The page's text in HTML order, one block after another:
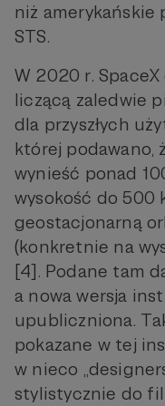
niż amerykańskie
STS.
W 2020 r.
liczącą zaledwie
dla przyszłych
której podawano,
wynieść ponad
wysokość do 500
geostacjonarną
(konkretnie na
[4]. Podane tam
a nowa wersja
upubliczniona.
pokazane w tej
w nieco
stylistycznie do